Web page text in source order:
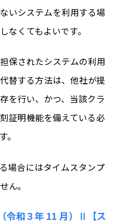
いシステムを利用する場
なくてもよいです。
保されたシステムの利用
替する方法は、他社が提
を行い、かつ、当該クラ
証明機能を備えている必
。
場合にはタイムスタンプ
ん。
令和３年 11 月）Ⅱ【ス